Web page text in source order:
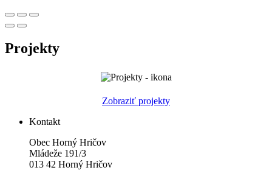
Projekty
Zobraziť projekty
Kontakt
Obec Horný Hričov
Mládeže 191/3
013 42 Horný Hričov